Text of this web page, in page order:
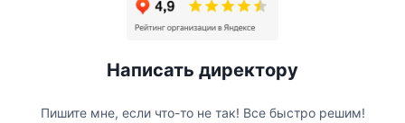
Написать директору
Пишите мне, если что-то не так! Все быстро решим!